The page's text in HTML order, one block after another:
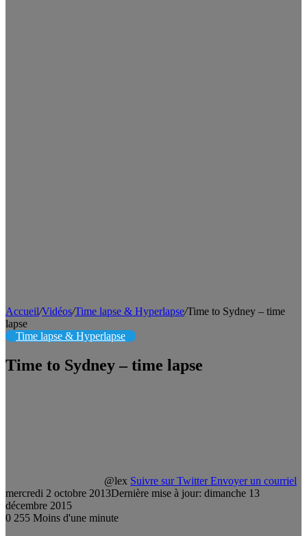
Accueil/Vidéos/Time lapse & Hyperlapse/Time to Sydney – time
lapse
Time lapse & Hyperlapse
Time to Sydney – time lapse
@lex Suivre sur Twitter Envoyer un courriel
mercredi 2 octobre 2013Dernière mise à jour: dimanche 13
décembre 2015
0 255 Moins d'une minute